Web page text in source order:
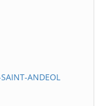
ANDEOL